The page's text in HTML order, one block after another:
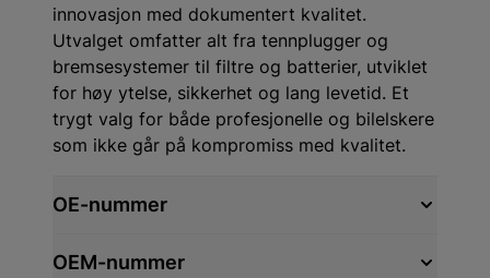
innovasjon med dokumentert kvalitet.
Utvalget omfatter alt fra tennplugger og
bremsesystemer til filtre og batterier, utviklet
for høy ytelse, sikkerhet og lang levetid. Et
trygt valg for både profesjonelle og bilelskere
som ikke går på kompromiss med kvalitet.
OE-nummer
OEM-nummer